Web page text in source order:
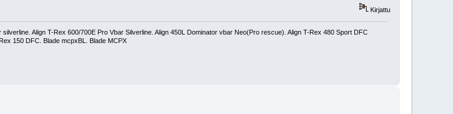
Kirjattu
Align T-Rex 600/700E Pro Vbar Silverline. Align 450L Dominator vbar Neo(Pro rescue). Align T-Rex 480 Sport DFC
150 DFC. Blade mcpxBL. Blade MCPX